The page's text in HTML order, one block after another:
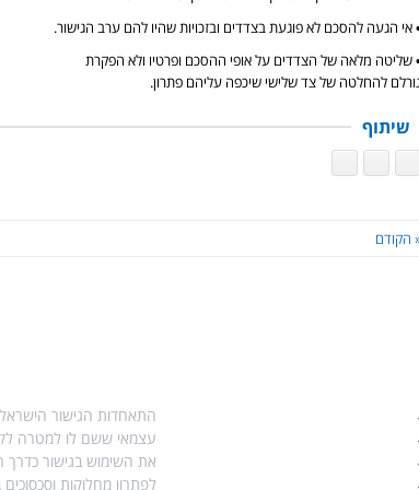
• אי הגעה להסכם לא פוגעת בצדדים ובזכויות שהיו להם ערב הגישור.
• שליטה מלאה של הצדדים על אופי ההסכם ופרטיו ולא הפקרת
להחלטה של צד שלישי שיכפה עליהם פתרון.
שיתוף
הקודם
התאחדות הגישור הישראלי
עצמאי ששם לו למטרה
את השימוש בגישור
לפתרון מחלוקות